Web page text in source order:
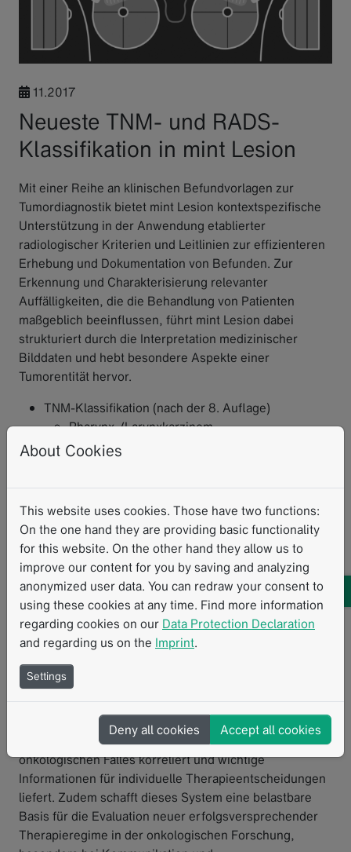
11.2017
Neueste TNM- und RADS-
Klassifikation in mint Lesion
Mit einer Reihe an klinischen Befundvorlagen zur
Tumordiagnostik bietet mint Lesion kontextspezifische
Unterstützung in der Anwendung etablierter
radiologischer Kriterien und Leitlinien zur effizienteren
Erhebung und Dokumentation von Befunden. Zur
Erkennung und Charakterisierung relevanter
Auffälligkeiten, die die Behandlung von Patienten
maßgeblich beeinflussen, führt mint Lesion dabei
strukturiert durch die Interpretation medizinischer
Bilddaten und hebt besondere Aspekte einer
Tumorentität hervor.
TNM-Klassifikation (nach der 8. Auflage)
Pharynx-/Larynxkarzinom
Lungenkarzinom
Leberzellkarzinom
ACR RADS
PI-RADS v2
NI-RADS
BI-RADS
Lung-RADS
LI-RADS
Die TNM-Klassifikation von derUnion for International
Cancer Control
etablierte Einstufung maligner Tumoren. Die Einteilung
von Tumorerkrankungen in klinisch-homogene Gruppen
nach der anatomischen Ausbreitung ermöglicht eine
Stadiengruppierung, die mit der Prognose eines
onkologischen Falles korreliert und wichtige
Informationen für individuelle Therapieentscheidungen
liefert. Zudem schafft dieses System eine belastbare
Basis für die Evaluation neuer erfolgsversprechender
Therapieregime in der onkologischen Forschung,
About Cookies
This website uses cookies. Those have two functions:
On the one hand they are providing basic functionality
for this website. On the other hand they allow us to
improve our content for you by saving and analyzing
anonymized user data. You can redraw your consent to
using these cookies at any time. Find more information
regarding cookies on our Data Protection Declaration
and regarding us on the Imprint.
Settings
Deny all cookies Accept all cookies